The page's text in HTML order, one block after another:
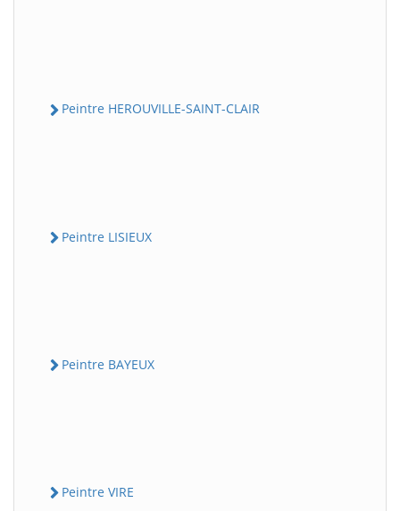
Peintre HEROUVILLE-SAINT-CLAIR
Peintre LISIEUX
Peintre BAYEUX
Peintre VIRE